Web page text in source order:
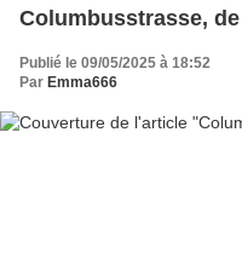
Columbusstrasse,
Publié le 09/05/2025 à 18:52
Par Emma666